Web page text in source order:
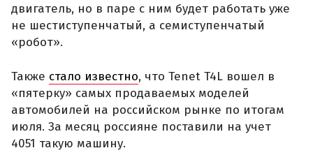
двигатель, но в паре с ним будет работать уже
не шестиступенчатый, а семиступенчатый
«робот».
Также стало известно, что Tenet T4L вошел в
«пятерку» самых продаваемых моделей
автомобилей на российском рынке по итогам
июля. За месяц россияне поставили на учет
4051 такую машину.